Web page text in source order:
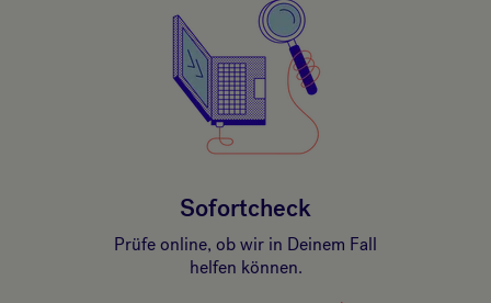
Sofortcheck
Prüfe online, ob wir in Deinem Fall
helfen können.